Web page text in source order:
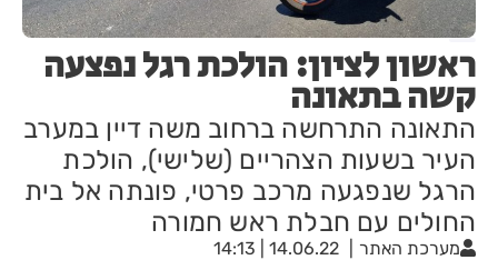
ראשון לציון: הולכת רגל נפצעה
קשה בתאונה
התאונה התרחשה ברחוב משה דיין במערב
העיר בשעות הצהריים (שלישי), הולכת
הרגל שנפגעה מרכב פרטי, פונתה אל בית
החולים עם חבלת ראש חמורה
מערכת האתר 14.06.22 | 14:13